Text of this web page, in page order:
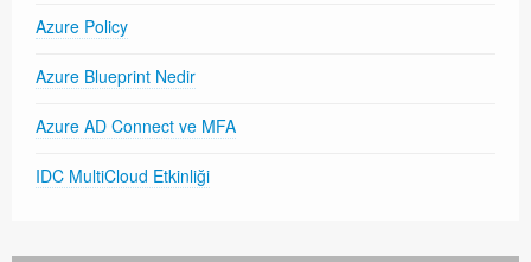
Azure Policy
Azure Blueprint Nedir
Azure AD Connect ve MFA
IDC MultiCloud Etkinliği